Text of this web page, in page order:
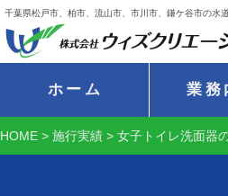
千葉県松戸市、柏市、流山市、市川市、鎌ケ谷市の水
ホーム 業務
HOME > 施行実績 > 女子トイレ洗面器